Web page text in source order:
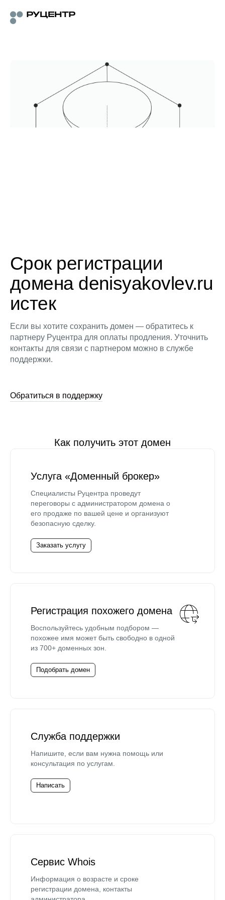
Срок регистрации
домена denisyakovlev.ru
истек
Если вы хотите сохранить домен — обратитесь к
партнеру Руцентра для оплаты продления. Уточнить
контакты для связи с партнером можно в службе
поддержки.
Обратиться в поддержку
Как получить этот домен
Услуга «Доменный брокер»
Специалисты Руцентра проведут
переговоры с администратором домена о
его продаже по вашей цене и организуют
безопасную сделку.
Заказать услугу
Регистрация похожего домена
Воспользуйтесь удобным подбором —
похожее имя может быть свободно в одной
из 700+ доменных зон.
Подобрать домен
Служба поддержки
Напишите, если вам нужна помощь или
консультация по услугам.
Написать
Сервис Whois
Информация о возрасте и сроке
регистрации домена, контакты